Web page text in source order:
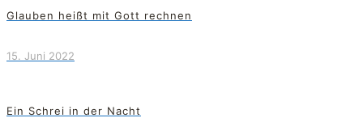
Glauben heißt mit Gott rechnen
15. Juni 2022
Ein Schrei in der Nacht